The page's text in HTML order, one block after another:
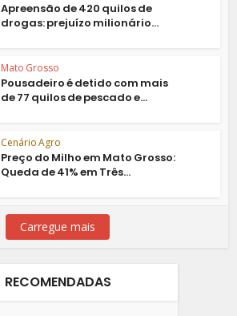
Apreensão de 420 quilos de
drogas: prejuízo milionário...
Mato Grosso
Pousadeiro é detido com mais
de 77 quilos de pescado e...
Cenário Agro
Preço do Milho em Mato Grosso:
Queda de 41% em Três...
Carregue mais
RECOMENDADAS